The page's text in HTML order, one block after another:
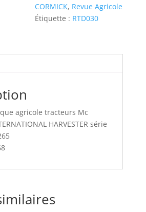
CORMICK, Revue Agricole
Étiquette : RTD030
agricole tracteurs Mc
HARVESTER série